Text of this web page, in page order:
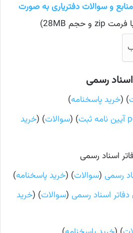
منابع و سوالات دفتریاری به صورت
اسناد رسمی
) (خرید پاسخنامه)
) (سوالات) (خرید
اسناد رسمی
رسمی (سوالات) (خرید پاسخنامه)
دفاتر اسناد رسمی (سوالات) (خرید